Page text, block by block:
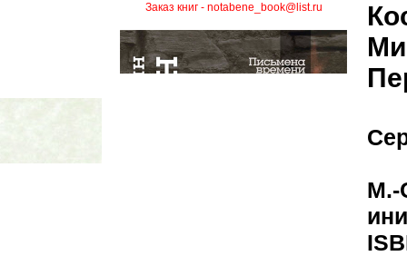
Заказ книг - notabene_book@list.ru
М.-